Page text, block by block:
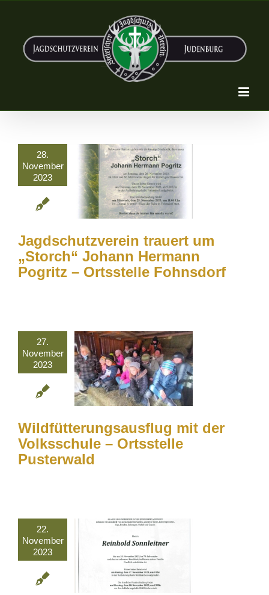
28.
November
2023
Jagdschutzverein trauert um
„Storch“ Johann Hermann
Pogritz – Ortsstelle Fohnsdorf
27.
November
2023
Wildfütterungsausflug mit der
Volksschule – Ortsstelle
Pusterwald
22.
November
2023